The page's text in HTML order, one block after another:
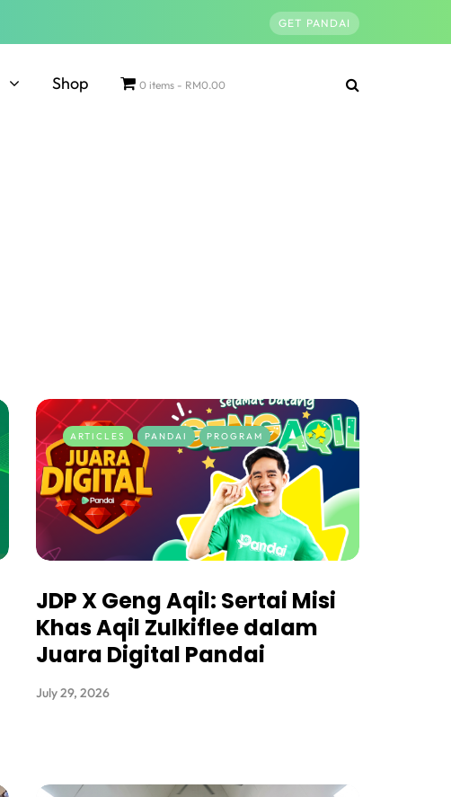
GET PANDAI
Shop 0 items RM0.00
ARTICLES PANDAI PROGRAM
JDP X Geng Aqil: Sertai Misi
Khas Aqil Zulkiflee dalam
Juara Digital Pandai
July 29, 2026